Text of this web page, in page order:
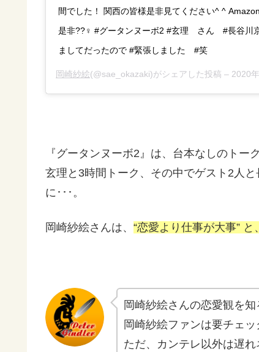
間でした！ 関西の皆様是非見てください^ ^
是非??‍♀️ #グータンヌーボ2 #玄理 さん #長谷川
ましてだったので #緊張しました #笑
岡崎紗絵(@sae_okazaki)がシェアした投稿 – 2020
『グータンヌーボ2』は、台本なしのトー
玄理と3時間トーク、その中でゲスト2人
に･･･。
岡崎紗絵さんは、 “恋愛より仕事が大事”
岡崎紗絵さんの恋愛観を
岡崎紗絵ファンは要チェッ
ただ、カンテレ以外は遅